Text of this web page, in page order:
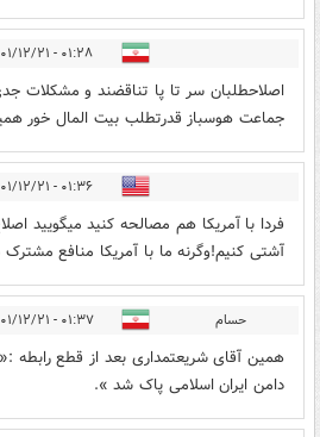
۰۱:۲۸ - ۱۴۰۱/۱۲/۲۱
اصلاحطلبان سر تا پا تناقضند و مشکلات
جماعت هوسباز قدرتطلب بیت المال خور
۰۱:۳۶ - ۱۴۰۱/۱۲/۲۱
فردا با آمریکا هم مصالحه کنید میگویید
آشتی کنیم!وگرنه ما با آمریکا منافع مشترک
حسام ۰۱:۳۷ - ۱۴۰۱/۱۲/۲۱
همین آقای شریعتمداری بعد از قطع رابطه
دامن ایران اسلامی پاک شد ».